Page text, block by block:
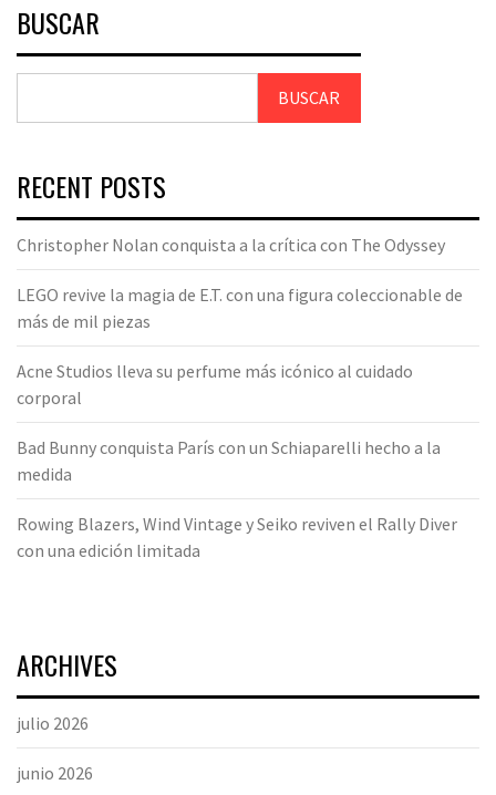
BUSCAR
BUSCAR
RECENT POSTS
Christopher Nolan conquista a la crítica con The Odyssey
LEGO revive la magia de E.T. con una figura coleccionable de
más de mil piezas
Acne Studios lleva su perfume más icónico al cuidado
corporal
Bad Bunny conquista París con un Schiaparelli hecho a la
medida
Rowing Blazers, Wind Vintage y Seiko reviven el Rally Diver
con una edición limitada
ARCHIVES
julio 2026
junio 2026